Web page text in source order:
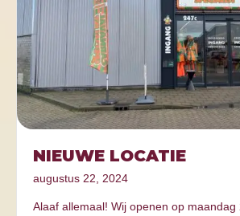
NIEUWE LOCATIE
augustus 22, 2024
Alaaf allemaal! Wij openen op maandag